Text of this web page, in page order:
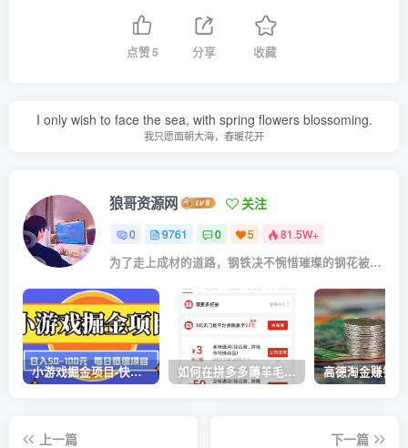
点赞5 分享 收藏
I only wish to face the sea, with spring flowers blossoming.
我只愿面朝大海，春暖花开
狼哥资源网 关注
0 9761 0 5 81.5W+
为了走上成材的道路，钢铁决不惋惜璀璨的钢花被遗弃
小游戏掘金项目-快手商业养机教程（小游戏养机） 如何在拼多多薅羊毛，教你撸品台无门槛优惠券，一单利润50-300！
上一篇
下一篇